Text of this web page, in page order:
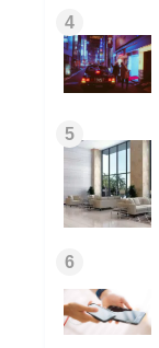
4
5
6